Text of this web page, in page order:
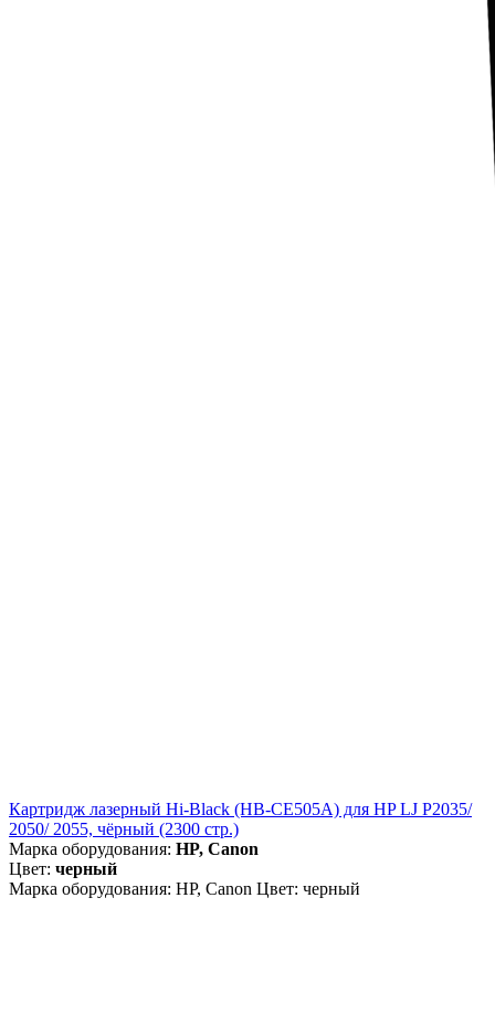
Картридж лазерный Hi-Black (HB-CE505A) для HP LJ P2035/
2050/ 2055, чёрный (2300 стр.)
Марка оборудования: HP, Canon
Цвет: черный
Марка оборудования: HP, Canon Цвет: черный